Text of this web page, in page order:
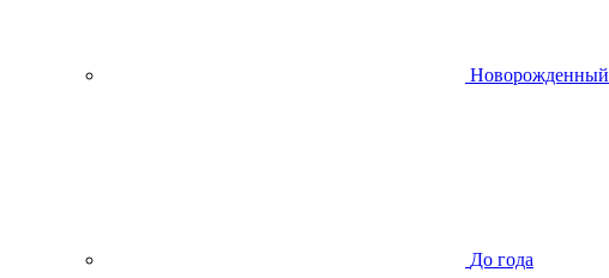
Новорожденный
До года